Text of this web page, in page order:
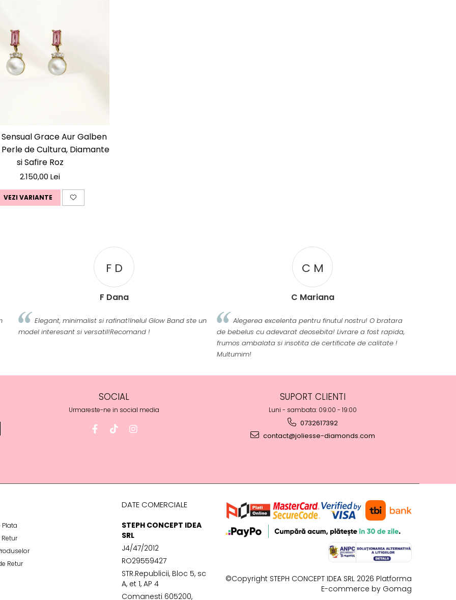
Grace Aur Galben
Perle de Cultura, Diamante
si Safire Roz
2.150,00 Lei
VEZI VARIANTE
F D
F Dana
Elegant, minimalist si rafinat!Inelul Glow Band ste un
model interesant si versatil!Recomand !
C M
C Mariana
Alegerea excelenta pentru finutul nostru! O bratara
de bebelus cu adevarat deosebita! Livrare a fost rapida,
frumos ambalata si insotita de certificate de calitate !
Multumim!
SOCIAL
Urmareste-ne in social media
SUPORT CLIENTI
Luni - sambata: 09:00 - 19:00
0732617392
contact@joliesse-diamonds.com
Plata
Retur
DATE COMERCIALE
STEPH CONCEPT IDEA
SRL
J4/47/2012
RO29559427
STR.Republicii, Bloc 5, sc
A, et 1, AP 4
Comanesti 605200,
©Copyright STEPH CONCEPT IDEA SRL 2026 Platforma
E-commerce by Gomag